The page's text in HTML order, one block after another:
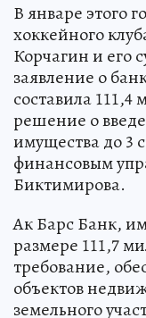
В январе этого
хоккейного
Корчагин и его
заявление о
составила
решение о
имущества до 3
финансовым
Биктимирова.
Ак Барс Банк,
размере 111,7
требование,
объектов
земельного